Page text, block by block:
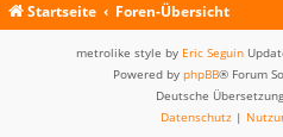
Startseite Foren-Übersicht
metrolike style by Eric Seguin
Powered by phpBB® Forum
Deutsche
Datenschutz |